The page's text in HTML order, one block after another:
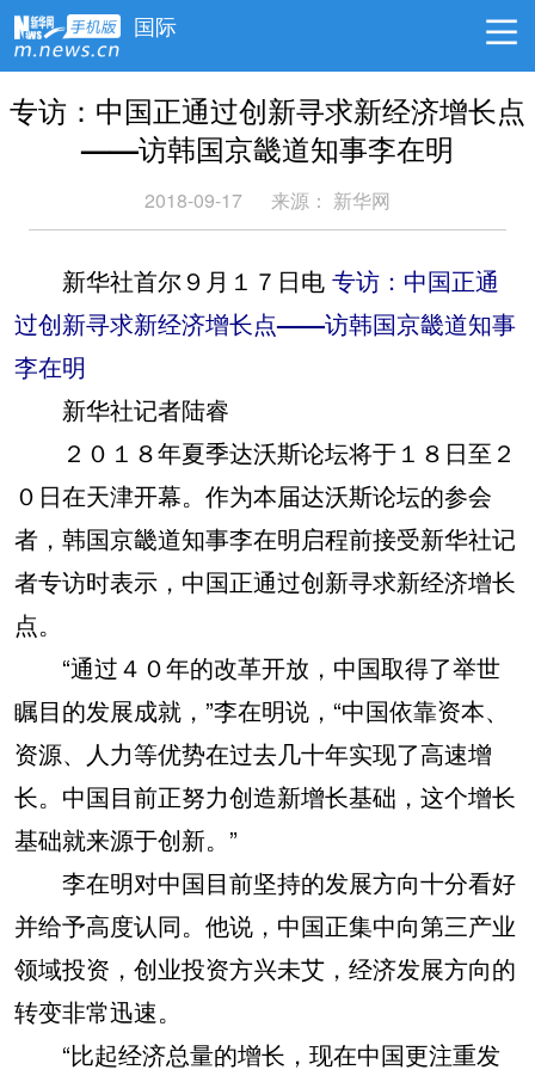
国际
专访：中国正通过创新寻求新经济增长点
——访韩国京畿道知事李在明
2018-09-17 来源： 新华网
新华社首尔９月１７日电 专访：中国正通
过创新寻求新经济增长点——访韩国京畿道知事
李在明
新华社记者陆睿
２０１８年夏季达沃斯论坛将于１８日至２
０日在天津开幕。作为本届达沃斯论坛的参会
者，韩国京畿道知事李在明启程前接受新华社记
者专访时表示，中国正通过创新寻求新经济增长
点。
“通过４０年的改革开放，中国取得了举世
瞩目的发展成就，”李在明说，“中国依靠资本、
资源、人力等优势在过去几十年实现了高速增
长。中国目前正努力创造新增长基础，这个增长
基础就来源于创新。”
李在明对中国目前坚持的发展方向十分看好
并给予高度认同。他说，中国正集中向第三产业
领域投资，创业投资方兴未艾，经济发展方向的
转变非常迅速。
“比起经济总量的增长，现在中国更注重发